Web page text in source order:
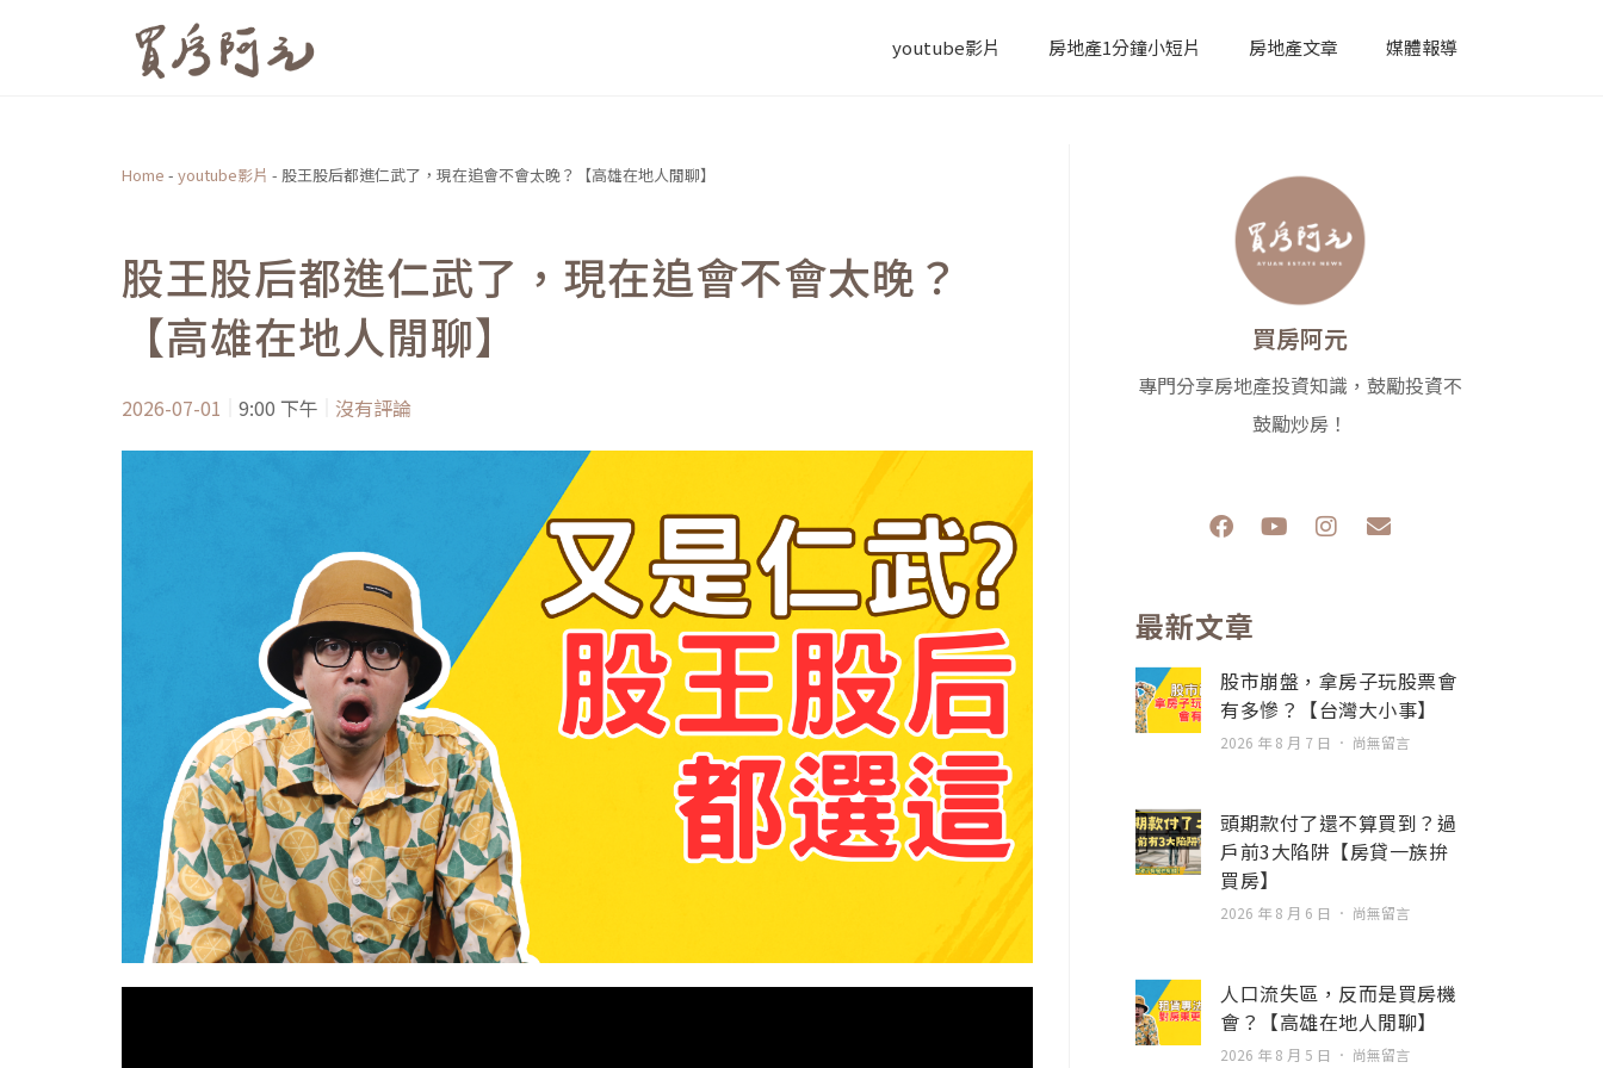
youtube影片 房地產1分鐘小短片 房地產文章 媒體報導
Home - youtube影片 - 股王股后都進仁武了，現在追會不會太晚？【高雄在地人閒聊】
股王股后都進仁武了，現在追會不會太晚？
【高雄在地人閒聊】
2026-07-01 9:00 下午 沒有評論
買房阿元
專門分享房地產投資知識，鼓勵投資不
鼓勵炒房！
F
a
b
o
o
k
Y
o
e
I
n
r
a
m
E
n
p
e
最新文章
股市崩盤，拿房子玩股票會
有多慘？【台灣大小事】
2026 年 8 月 7 日 尚無留言
頭期款付了還不算買到？過
戶前3大陷阱【房貸一族拚
買房】
2026 年 8 月 6 日 尚無留言
人口流失區，反而是買房機
會？【高雄在地人閒聊】
2026 年 8 月 5 日 尚無留言